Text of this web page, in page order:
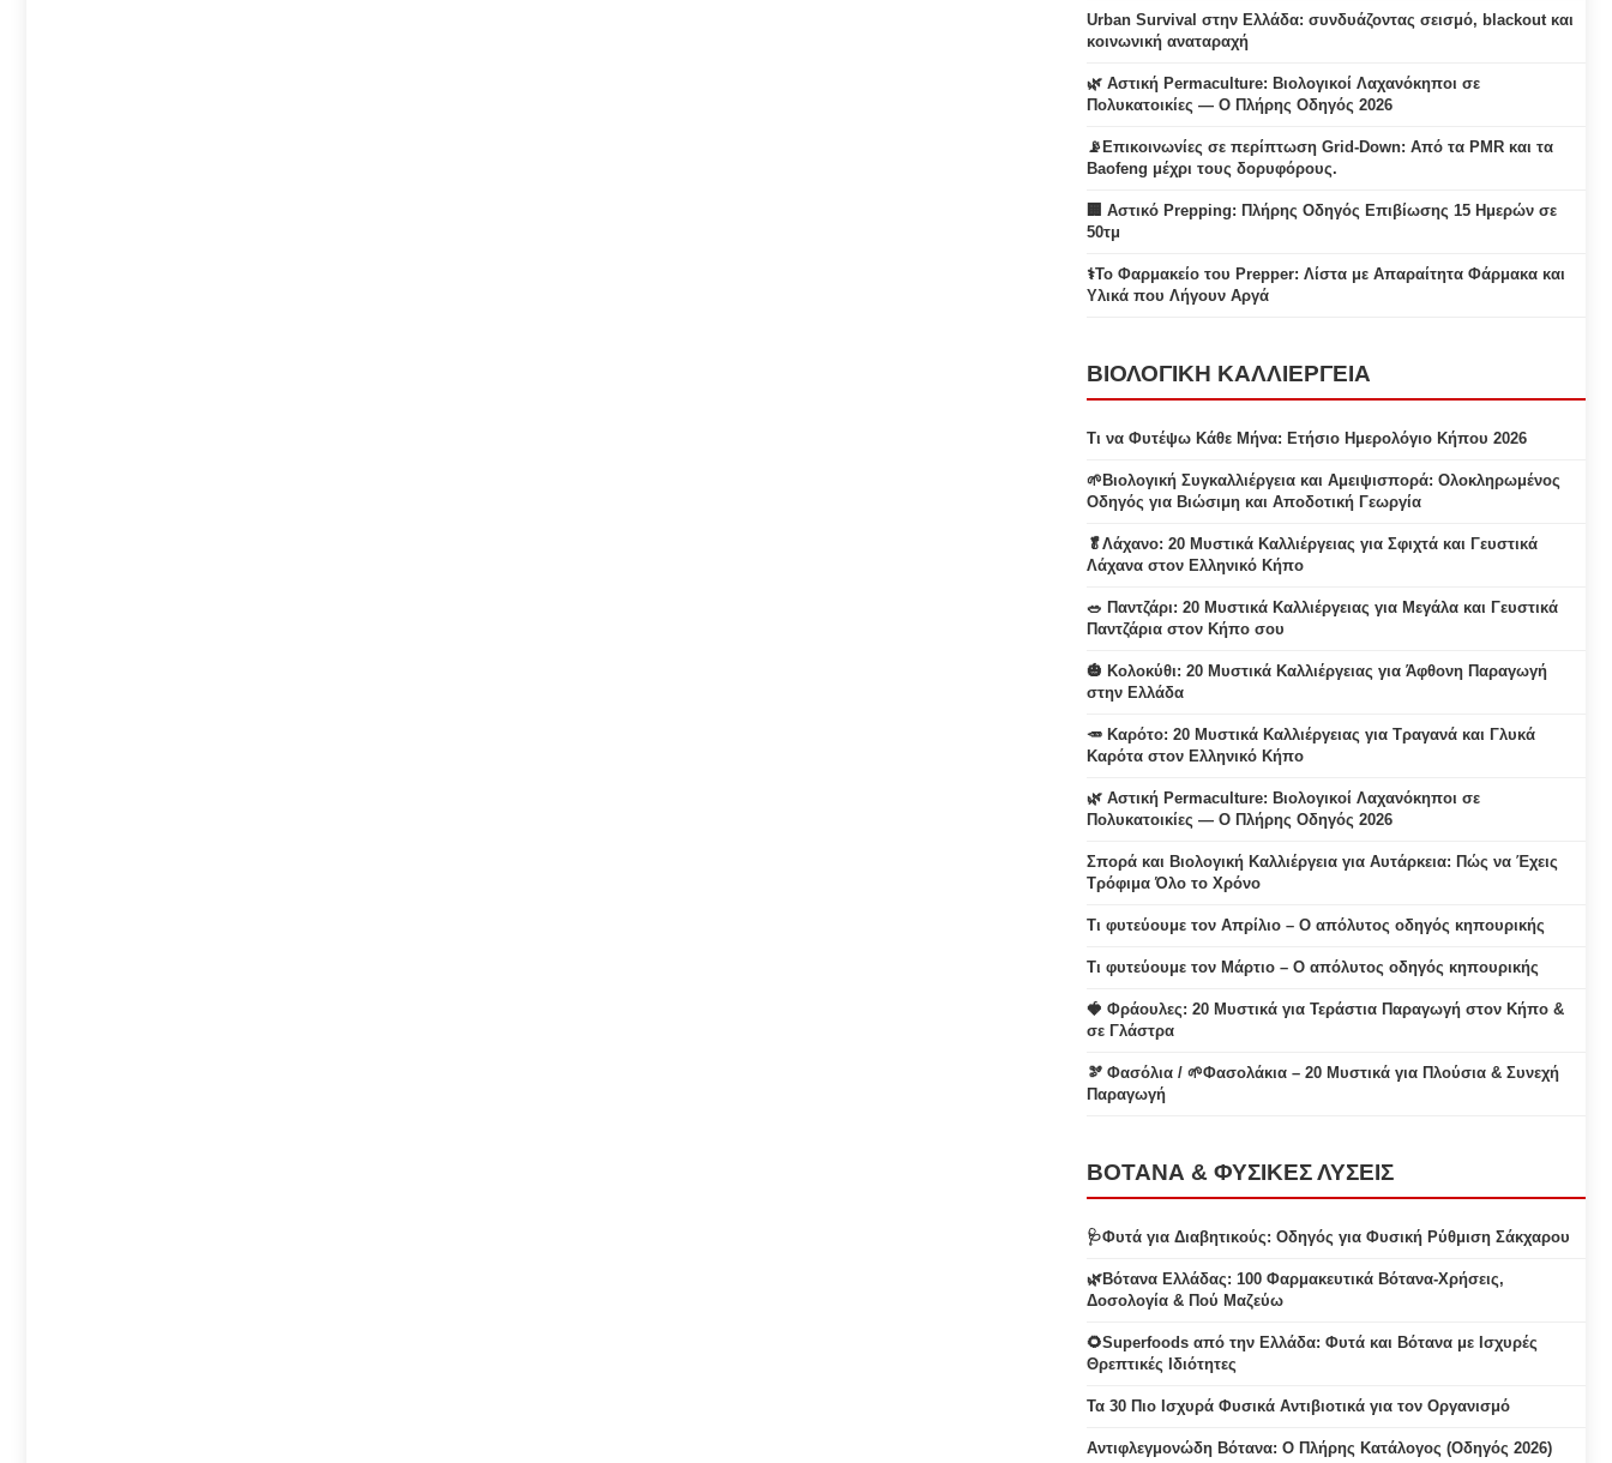
Urban Survival στην Ελλάδα: συνδυάζοντας σεισμό, blackout και
κοινωνική αναταραχή
🌿 Αστική Permaculture: Βιολογικοί Λαχανόκηποι σε
Πολυκατοικίες — Ο Πλήρης Οδηγός 2026
📡Επικοινωνίες σε περίπτωση Grid-Down: Από τα PMR και τα
Baofeng μέχρι τους δορυφόρους.
🏢 Αστικό Prepping: Πλήρης Οδηγός Επιβίωσης 15 Ημερών σε
50τμ
⚕️Το Φαρμακείο του Prepper: Λίστα με Απαραίτητα Φάρμακα και
Υλικά που Λήγουν Αργά
ΒΙΟΛΟΓΙΚΗ ΚΑΛΛΙΕΡΓΕΙΑ
Τι να Φυτέψω Κάθε Μήνα: Ετήσιο Ημερολόγιο Κήπου 2026
🌱Βιολογική Συγκαλλιέργεια και Αμειψισπορά: Ολοκληρωμένος
Οδηγός για Βιώσιμη και Αποδοτική Γεωργία
🥬Λάχανο: 20 Μυστικά Καλλιέργειας για Σφιχτά και Γευστικά
Λάχανα στον Ελληνικό Κήπο
🥗 Παντζάρι: 20 Μυστικά Καλλιέργειας για Μεγάλα και Γευστικά
Παντζάρια στον Κήπο σου
🎃 Κολοκύθι: 20 Μυστικά Καλλιέργειας για Άφθονη Παραγωγή
στην Ελλάδα
🥕 Καρότο: 20 Μυστικά Καλλιέργειας για Τραγανά και Γλυκά
Καρότα στον Ελληνικό Κήπο
🌿 Αστική Permaculture: Βιολογικοί Λαχανόκηποι σε
Πολυκατοικίες — Ο Πλήρης Οδηγός 2026
Σπορά και Βιολογική Καλλιέργεια για Αυτάρκεια: Πώς να Έχεις
Τρόφιμα Όλο το Χρόνο
Τι φυτεύουμε τον Απρίλιο – Ο απόλυτος οδηγός κηπουρικής
Τι φυτεύουμε τον Μάρτιο – Ο απόλυτος οδηγός κηπουρικής
🍓 Φράουλες: 20 Μυστικά για Τεράστια Παραγωγή στον Κήπο &
σε Γλάστρα
🫘 Φασόλια / 🌱Φασολάκια – 20 Μυστικά για Πλούσια & Συνεχή
Παραγωγή
ΒΟΤΑΝΑ & ΦΥΣΙΚΕΣ ΛΥΣΕΙΣ
🩺Φυτά για Διαβητικούς: Οδηγός για Φυσική Ρύθμιση Σάκχαρου
🌿Βότανα Ελλάδας: 100 Φαρμακευτικά Βότανα-Χρήσεις,
Δοσολογία & Πού Μαζεύω
🌻Superfoods από την Ελλάδα: Φυτά και Βότανα με Ισχυρές
Θρεπτικές Ιδιότητες
Τα 30 Πιο Ισχυρά Φυσικά Αντιβιοτικά για τον Οργανισμό
Αντιφλεγμονώδη Βότανα: Ο Πλήρης Κατάλογος (Οδηγός 2026)